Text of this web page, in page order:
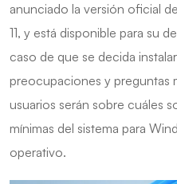
anunciado la versión oficial
11, y está disponible para su
caso de que se decida
preocupaciones y preguntas
usuarios serán sobre cuáles
mínimas del sistema para
operativo.